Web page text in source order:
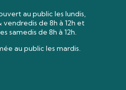
au public les lundis,
vendredisde 8h à 12h et
samedis de 8h à 12h.
au public les mardis.